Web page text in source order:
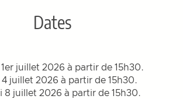
Dates
juillet 2026 à partir de 15h30.
4 juillet 2026 à partir de 15h30.
8 juillet 2026 à partir de 15h30.